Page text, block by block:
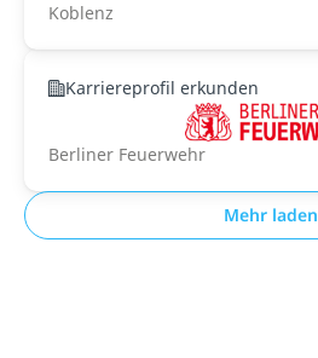
Koblenz
Karriereprofil erkunden
Berliner Feuerwehr
Mehr laden